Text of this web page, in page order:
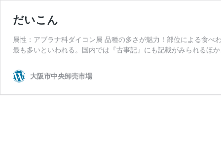
だいこん
属性：アブラナ科ダイコン属 品種の多さが魅力！部位による食
最も多いといわれる。国内では『古事記』にも記載がみられるほ
大阪市中央卸売市場